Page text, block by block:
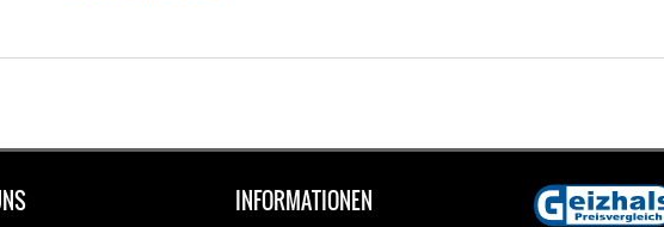
INFORMATIONEN